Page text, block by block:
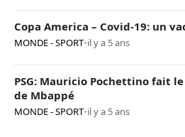
Copa America – Covid-19: un
MONDE - SPORT•il y a 5 ans
PSG: Mauricio Pochettino fait
de Mbappé
MONDE - SPORT•il y a 5 ans